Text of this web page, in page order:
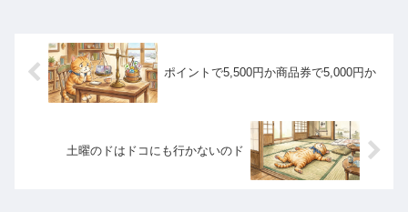
ポイントで5,500円か商品券で5,000円か
土曜のドはドコにも行かないのド